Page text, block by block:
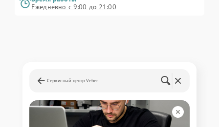
Ежедневно с 9:00 до 21:00
Сервисный центр Veber